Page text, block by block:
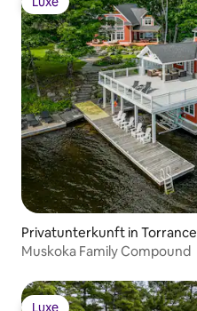
Luxe
Privatunterkunft in Torrance
Muskoka Family Compound